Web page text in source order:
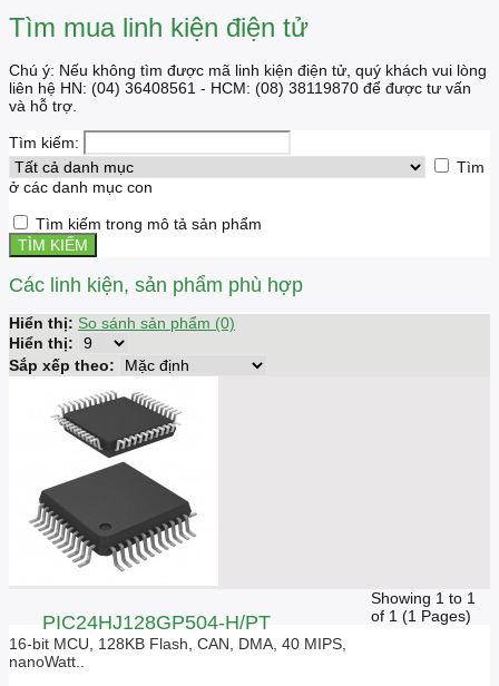
Tìm mua linh kiện điện tử
Chú ý: Nếu không tìm được mã linh kiện điện tử, quý khách vui lòng
liên hệ HN: (04) 36408561 - HCM: (08) 38119870 để được tư vấn
và hỗ trợ.
Tìm kiếm:
Tìm
ở các danh mục con
Tìm kiếm trong mô tả sản phẩm
Các linh kiện, sản phẩm phù hợp
Hiển thị: So sánh sản phẩm (0)
Hiển thị:
Sắp xếp theo:
PIC24HJ128GP504-H/PT
16-bit MCU, 128KB Flash, CAN, DMA, 40 MIPS,
nanoWatt..
Showing 1 to 1
of 1 (1 Pages)